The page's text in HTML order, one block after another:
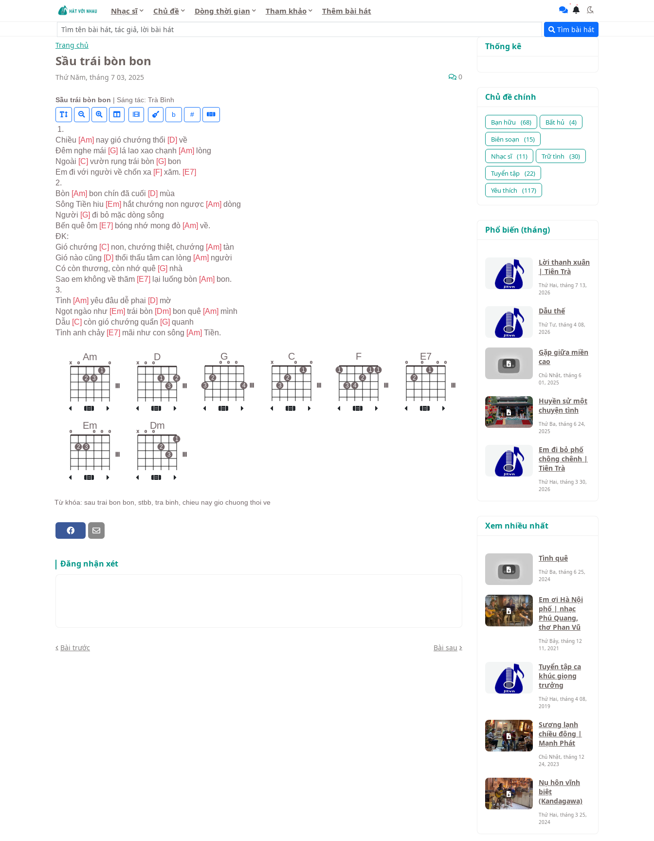
Nhạc sĩ Chủ đề Dòng thời gian Tham khảo Thêm bài hát
Tìm bài hát
Trang chủ
Sầu trái bòn bon
Thứ Năm, tháng 7 03, 2025 0
Sầu trái bòn bon | Sáng tác: Trà Bình
b
#
1.
Chiều [Am] nay gió chướng thổi [D] về
Đêm nghe mái [G] lá lao xao chạnh [Am] lòng
Ngoài [C] vườn rụng trái bòn [G] bon
Em đi với người về chốn xa [F] xăm. [E7]
2.
Bòn [Am] bon chín đã cuối [D] mùa
Sông Tiền hiu [Em] hắt chướng non ngược [Am] dòng
Người [G] đi bỏ mặc dòng sông
Bến quê ôm [E7] bóng nhớ mong đò [Am] về.
ĐK:
Gió chướng [C] non, chướng thiệt, chướng [Am] tàn
Gió nào cũng [D] thổi thấu tâm can lòng [Am] người
Có còn thương, còn nhớ quê [G] nhà
Sao em không về thăm [E7] lại luống bòn [Am] bon.
3.
Tình [Am] yêu đâu dễ phai [D] mờ
Ngọt ngào như [Em] trái bòn [Dm] bon quê [Am] mình
Dẫu [C] còn gió chướng quẩn [G] quanh
Tình anh chảy [E7] mãi như con sông [Am] Tiền.
Am
x o
2 3
1
o
D
x o o
1
3
2
G
3
2
o o o
4
C
x
3
2
o
1
o
F
1
3 4
2
1 1
E7
o
2
o
1
o o
Em
o
2 3
o o o
Dm
x o o
2
3
1
Từ khóa: sau trai bon bon, stbb, tra binh, chieu nay gio chuong thoi ve
Đăng nhận xét
Bài trước Bài sau
Thống kê
Chủ đề chính
Bạn hữu (68) Bất hủ
(4)
Biên soạn
(15)
Nhạc sĩ (11) Trữ tình
(30)
Tuyển tập (22)
Yêu thích
(117)
Phổ biến (tháng)
Lời thanh xuân
| Tiên Trà
Thứ Hai, tháng 7 13,
2026
Dẫu thế
Thứ Tư, tháng 4 08,
2026
Gặp giữa miền
cao
Chủ Nhật, tháng 6
01, 2025
Huyền sử một
chuyện tình
Thứ Ba, tháng 6 24,
2025
Em đi bỏ phố
chông chênh |
Tiên Trà
Thứ Hai, tháng 3 30,
2026
Xem nhiều nhất
Tình quê
Thứ Ba, tháng 6 25,
2024
Em ơi Hà Nội
phố | nhạc
Phú Quang,
thơ Phan Vũ
Thứ Bảy, tháng 12
11, 2021
Tuyển tập ca
khúc giọng
trưởng
Thứ Hai, tháng 4 08,
2019
Sương lạnh
chiều đông |
Mạnh Phát
Chủ Nhật, tháng 12
24, 2023
Nụ hôn vĩnh
biệt
(Kandagawa)
Thứ Hai, tháng 3 25,
2024